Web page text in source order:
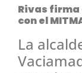
Rivas firma
con el
La